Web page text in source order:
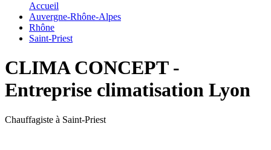
Accueil
Auvergne-Rhône-Alpes
Rhône
Saint-Priest
CLIMA CONCEPT -
Entreprise climatisation Lyon
Chauffagiste à Saint-Priest